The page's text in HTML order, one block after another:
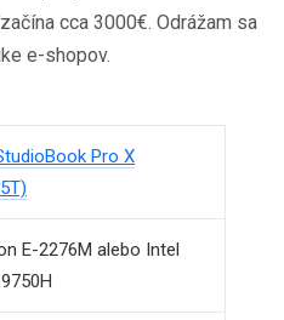
cca 3000€. Odrážam sa
e-shopov.
Pro X
E-2276M alebo Intel